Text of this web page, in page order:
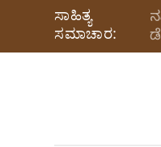
ಸಾಹಿತ್ಯ
ಸಮಾಚಾರ: